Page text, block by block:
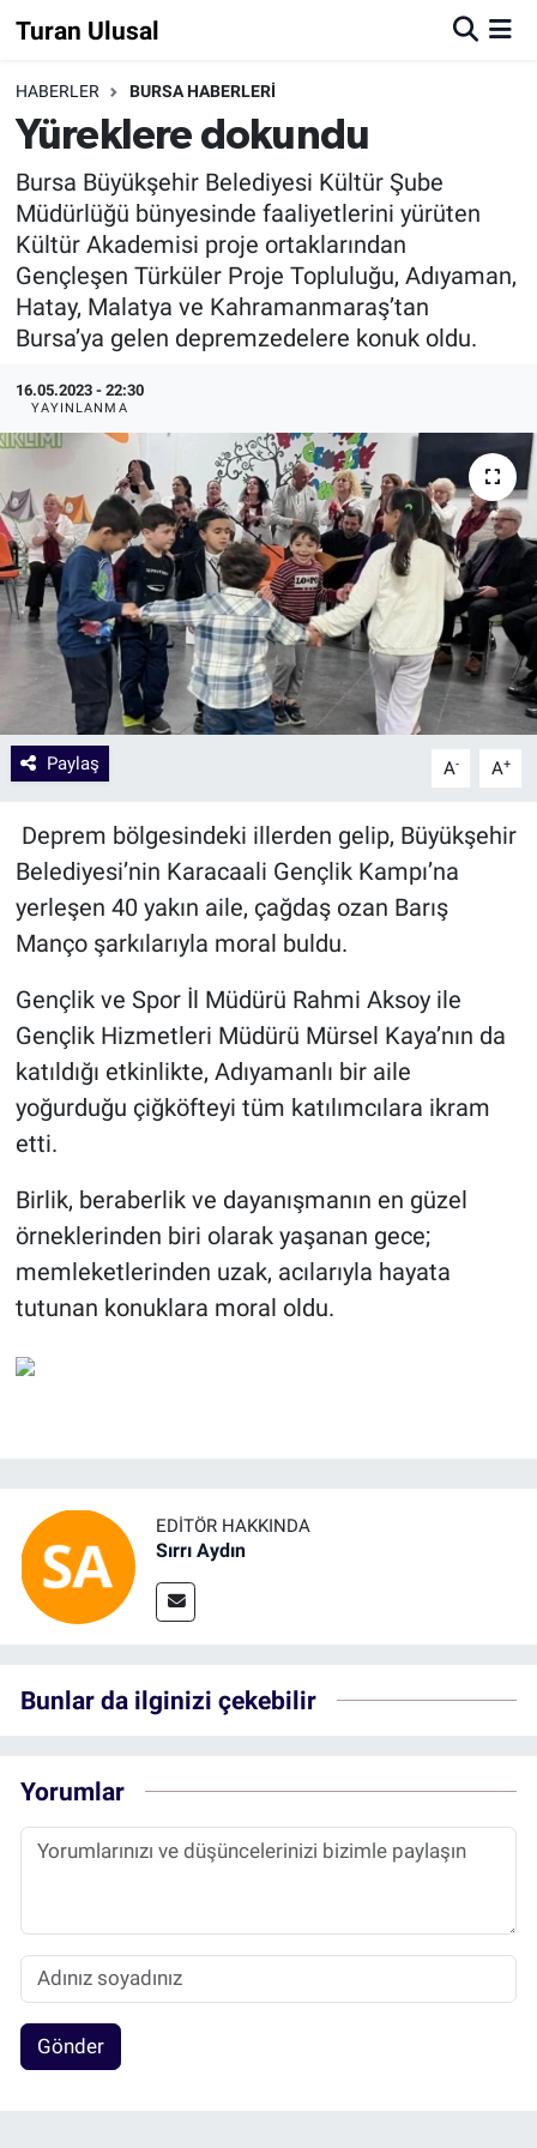
Turan Ulusal
HABERLER BURSA HABERLERİ
Yüreklere dokundu
Bursa Büyükşehir Belediyesi Kültür Şube
Müdürlüğü bünyesinde faaliyetlerini yürüten
Kültür Akademisi proje ortaklarından
Gençleşen Türküler Proje Topluluğu, Adıyaman,
Hatay, Malatya ve Kahramanmaraş’tan
Bursa’ya gelen depremzedelere konuk oldu.
16.05.2023 - 22:30
YAYINLANMA
Paylaş A- A+
Deprem bölgesindeki illerden gelip, Büyükşehir
Belediyesi’nin Karacaali Gençlik Kampı’na
yerleşen 40 yakın aile, çağdaş ozan Barış
Manço şarkılarıyla moral buldu.
Gençlik ve Spor İl Müdürü Rahmi Aksoy ile
Gençlik Hizmetleri Müdürü Mürsel Kaya’nın da
katıldığı etkinlikte, Adıyamanlı bir aile
yoğurduğu çiğköfteyi tüm katılımcılara ikram
etti.
Birlik, beraberlik ve dayanışmanın en güzel
örneklerinden biri olarak yaşanan gece;
memleketlerinden uzak, acılarıyla hayata
tutunan konuklara moral oldu.
EDITÖR HAKKINDA
Sırrı Aydın
Bunlar da ilginizi çekebilir
Yorumlar
Gönder